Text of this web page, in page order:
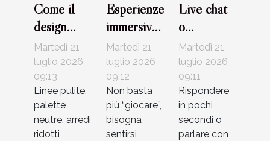
Come il
design
minimalista
sta
cambiando
l’estetica
delle case
italiane
Martedì 21
luglio 2026
09:13
Linee pulite,
palette
neutre, arredi
ridotti
Esperienze
immersive
nei giochi
online:
oltre le
semplici
regole
Martedì 21
luglio 2026
09:12
Non basta
più “giocare”,
bisogna
sentirsi
Live chat
o
telefono?
Evoluzione
del
supporto
nei casinò
virtuali
Martedì 21
luglio 2026
09:11
Rispondere
in pochi
secondi o
parlare con